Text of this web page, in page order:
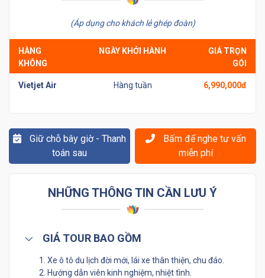
(Áp dụng cho khách lẻ ghép đoàn)
HÀNG
KHÔNG
NGÀY KHỞI HÀNH
GIÁ TRỌN
GÓI
Vietjet Air Hàng tuần 6,990,000đ
Giữ chỗ bây giờ - Thanh
toán sau
Bấm để nghe tư vấn
miễn phí
NHỮNG THÔNG TIN CẦN LƯU Ý
GIÁ TOUR BAO GỒM
1. Xe ô tô du lịch đời mới, lái xe thân thiện, chu đáo.
2. Hướng dẫn viên kinh nghiệm, nhiệt tình.